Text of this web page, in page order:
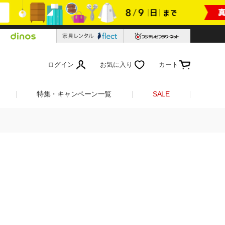
ログイン お気に入り カート
特集・キャンペーン一覧 SALE